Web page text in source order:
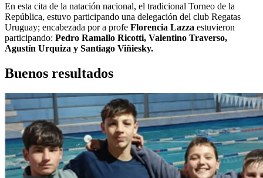
En esta cita de la natación nacional, el tradicional Torneo de la
República, estuvo participando una delegación del club Regatas
Uruguay; encabezada por a profe Florencia Lazza estuvieron
participando: Pedro Ramallo Ricotti, Valentino Traverso,
Agustín Urquiza y Santiago Viñiesky.
Buenos resultados